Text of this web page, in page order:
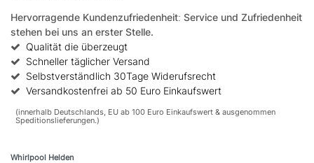
Hervorragende Kundenzufriedenheit: Service und Zufriedenheit
stehen bei uns an erster Stelle.
Qualität die überzeugt
Schneller täglicher Versand
Selbstverständlich 30Tage Widerufsrecht
Versandkostenfrei ab 50 Euro Einkaufswert
(innerhalb Deutschlands, EU ab 100 Euro Einkaufswert & ausgenommen
Speditionslieferungen.)
Whirlpool Helden